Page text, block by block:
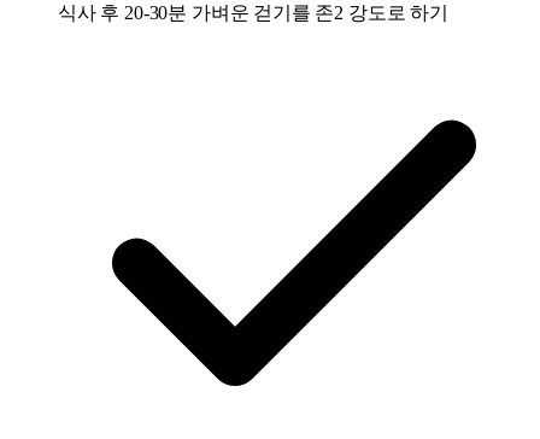
식사 후 20-30분 가벼운 걷기를 존2 강도로 하기